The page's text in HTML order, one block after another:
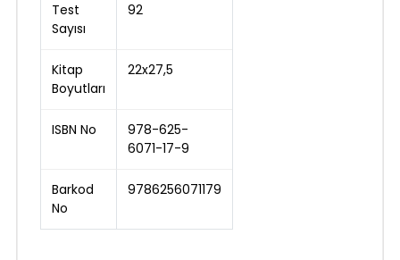
Test
Sayısı
92
Kitap
Boyutları
22x27,5
ISBN No
978-625-
6071-17-9
Barkod
No
9786256071179